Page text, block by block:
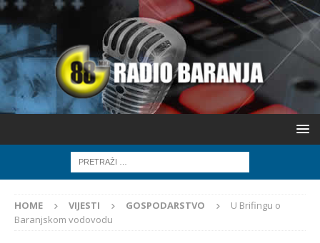
HOME VIJESTI GOSPODARSTVO
U Brifingu o
Baranjskom vodovodu